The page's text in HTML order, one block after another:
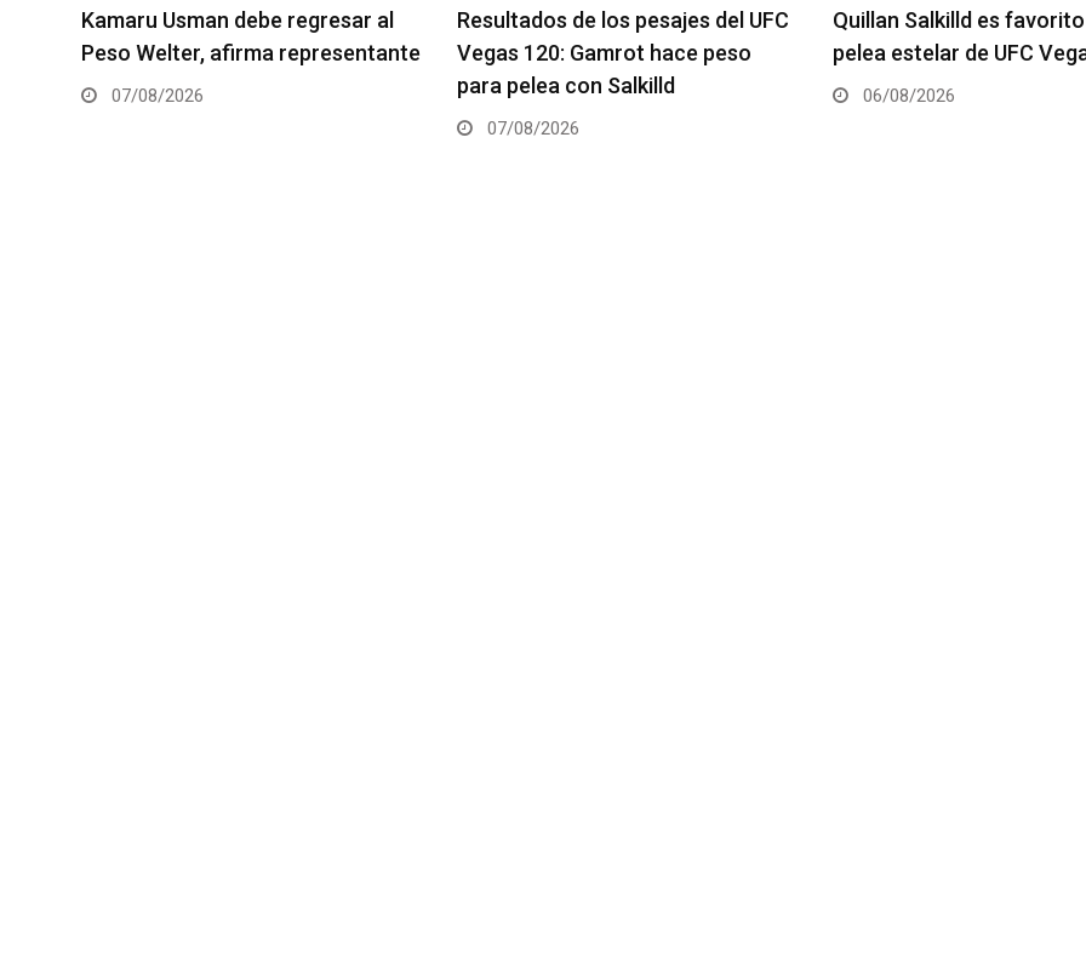
Resultados de los pesajes del UFC
Vegas 120: Gamrot hace peso
para pelea con Salkilld
Quillan Salkilld es favorito para la
pelea estelar de UFC Vegas 120
06/08/2026
Se anuncia la cartelera
del UFC 331
06/08/2026